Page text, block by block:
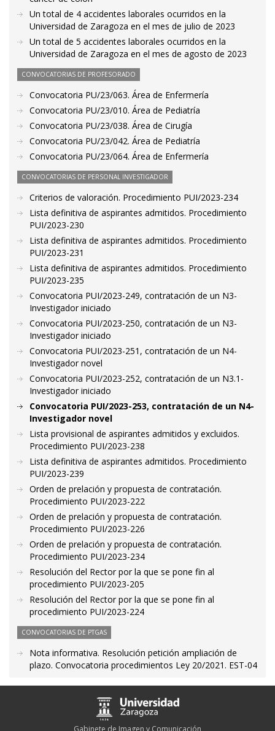
Un total de 4 accidentes laborales ocurridos en la
Universidad de Zaragoza en el mes de julio de 2023
Un total de 5 accidentes laborales ocurridos en la
Universidad de Zaragoza en el mes de agosto de 2023
CONVOCATORIAS DE PROFESORADO
Convocatoria PU/23/063. Área de Enfermería
Convocatoria PU/23/010. Área de Pediatría
Convocatoria PU/23/038. Área de Cirugía
Convocatoria PU/23/042. Área de Pediatría
Convocatoria PU/23/064. Área de Enfermería
CONVOCATORIAS DE PERSONAL INVESTIGADOR
Criterios de valoración. Procedimiento PUI/2023-234
Lista definitiva de aspirantes admitidos. Procedimiento
PUI/2023-230
Lista definitiva de aspirantes admitidos. Procedimiento
PUI/2023-231
Lista definitiva de aspirantes admitidos. Procedimiento
PUI/2023-235
Convocatoria PUI/2023-249, contratación de un N3-
Investigador iniciado
Convocatoria PUI/2023-250, contratación de un N3-
Investigador iniciado
Convocatoria PUI/2023-251, contratación de un N4-
Investigador novel
Convocatoria PUI/2023-252, contratación de un N3.1-
Investigador iniciado
Convocatoria PUI/2023-253, contratación de un N4-
Investigador novel
Lista provisional de aspirantes admitidos y excluidos.
Procedimiento PUI/2023-238
Lista definitiva de aspirantes admitidos. Procedimiento
PUI/2023-239
Orden de prelación y propuesta de contratación.
Procedimiento PUI/2023-222
Orden de prelación y propuesta de contratación.
Procedimiento PUI/2023-226
Orden de prelación y propuesta de contratación.
Procedimiento PUI/2023-234
Resolución del Rector por la que se pone fin al
procedimiento PUI/2023-205
Resolución del Rector por la que se pone fin al
procedimiento PUI/2023-224
CONVOCATORIAS DE PTGAS
Nota informativa. Resolución petición ampliación de
plazo. Convocatoria procedimientos Ley 20/2021. EST-04
Gabinete de Imagen y Comunicación